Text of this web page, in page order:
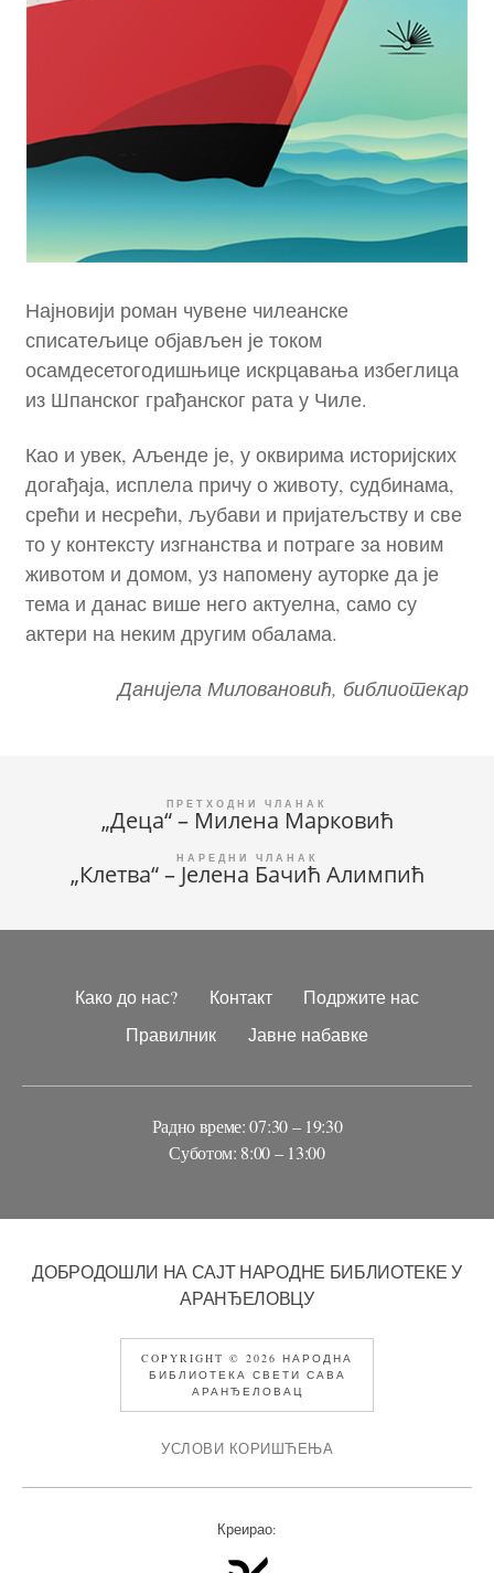
Најновији роман чувене чилеанске
списатељице објављен је током
осамдесетогодишњице искрцавања избеглица
из Шпанског грађанског рата у Чиле.
Као и увек, Аљенде је, у оквирима историјских
догађаја, исплела причу о животу, судбинама,
срећи и несрећи, љубави и пријатељству и све
то у контексту изгнанства и потраге за новим
животом и домом, уз напомену ауторке да је
тема и данас више него актуелна, само су
актери на неким другим обалама.
Данијела Миловановић, библиотекар
Кретање
чланка
„Деца“ – Милена Марковић
„Клетва“ – Јелена Бачић Алимпић
Како до нас? Контакт
Подржите нас
Правилник
Јавне набавке
Радно време: 07:30 – 19:30
Суботом: 8:00 – 13:00
ДОБРОДОШЛИ НА САЈТ НАРОДНЕ БИБЛИОТЕКЕ У
АРАНЂЕЛОВЦУ
COPYRIGHT © 2026 НАРОДНА
БИБЛИОТЕКА СВЕТИ САВА
АРАНЂЕЛОВАЦ
УСЛОВИ КОРИШЋЕЊА
Креирао: